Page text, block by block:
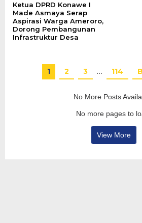
Ketua DPRD Konawe I
Made Asmaya Serap
Aspirasi Warga Ameroro,
Dorong Pembangunan
Infrastruktur Desa
1 2 3 … 114
No More Posts
No more pages to
View More